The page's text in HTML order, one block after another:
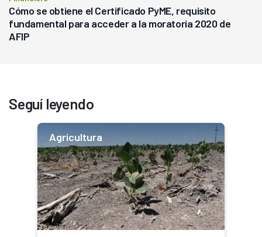
Cómo se obtiene el Certificado PyME, requisito
fundamental para acceder a la moratoria 2020 de
AFIP
Seguí leyendo
Agricultura